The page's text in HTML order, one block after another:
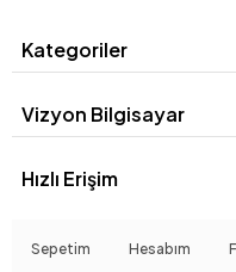
Kategoriler
Vizyon Bilgisayar
Hızlı Erişim
Sepetim Hesabım